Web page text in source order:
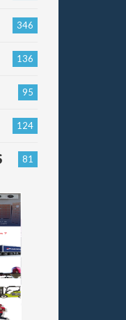
346
136
95
124
81